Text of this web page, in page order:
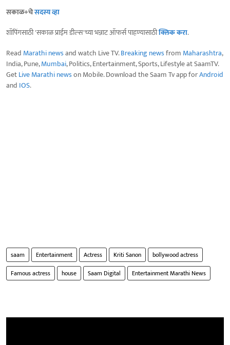
सकाळ+चेसदस्य व्हा
शॉपिंगसाठी 'सकाळ प्राईम डील्स'च्या भन्नाट ऑफर्स पाहण्यासाठीक्लिक करा.
Read Marathi newsand watch Live TV.Breaking newsfrom Maharashtra,
India, Pune,Mumbai, Politics, Entertainment, Sports, Lifestyle at SaamTV.
GetLive Marathi newson Mobile. Download the Saam Tv app forAndroid
and IOS.
saam Entertainment Actress Kriti Sanon
bollywood actress
Famous actress
house Saam Digital Entertainment Marathi News